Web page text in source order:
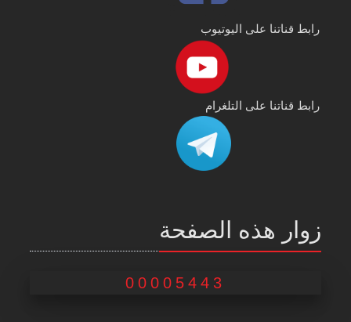
رابط قناتنا على اليوتيوب
رابط قناتنا على التلغرام
زوار هذه الصفحة
00005443